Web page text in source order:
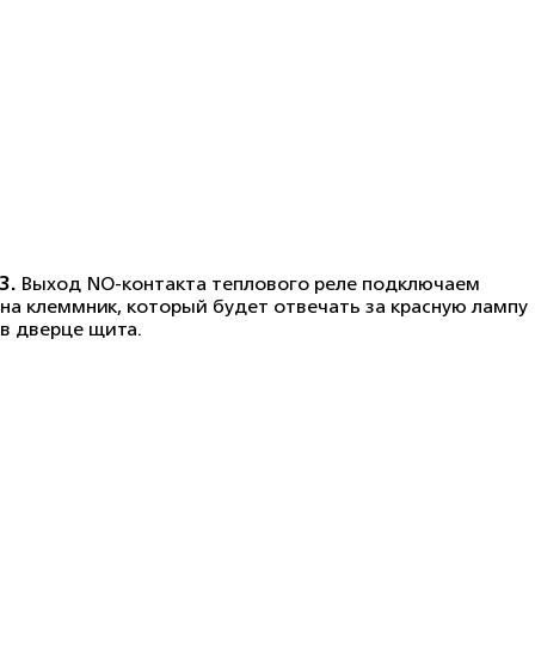
3. Выход NO-контакта теплового реле подключаем
на клеммник, который будет отвечать за красную лампу
в дверце щита.